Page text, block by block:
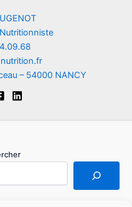
– 54000 NANCY